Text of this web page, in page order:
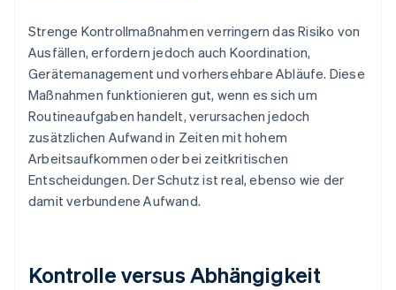
Strenge Kontrollmaßnahmen verringern das Risiko von
Ausfällen, erfordern jedoch auch Koordination,
Gerätemanagement und vorhersehbare Abläufe. Diese
Maßnahmen funktionieren gut, wenn es sich um
Routineaufgaben handelt, verursachen jedoch
zusätzlichen Aufwand in Zeiten mit hohem
Arbeitsaufkommen oder bei zeitkritischen
Entscheidungen. Der Schutz ist real, ebenso wie der
damit verbundene Aufwand.
Kontrolle versus Abhängigkeit